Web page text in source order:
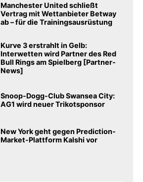
Manchester United schließt
Vertrag mit Wettanbieter Betway
ab – für die Trainingsausrüstung
Kurve 3 erstrahlt in Gelb:
Interwetten wird Partner des Red
Bull Rings am Spielberg [Partner-
News]
Snoop-Dogg-Club Swansea City:
AG1 wird neuer Trikotsponsor
New York geht gegen Prediction-
Market-Plattform Kalshi vor